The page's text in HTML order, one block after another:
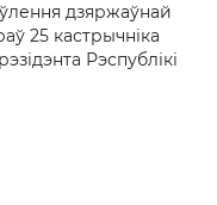
дзяржаўнай
25 кастрычніка
Рэспублікі